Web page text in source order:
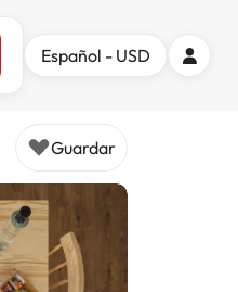
Español - USD
Guardar